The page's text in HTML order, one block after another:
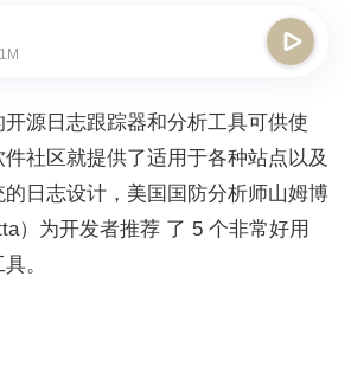

源日志跟踪器和分析工具可供使
社区就提供了适用于各种站点以及
的日志设计，美国国防分析师山姆博
）为开发者推荐 了 5 个非常好用
。